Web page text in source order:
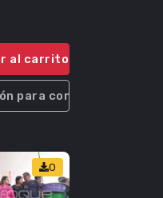
al carrito
para comprar
0